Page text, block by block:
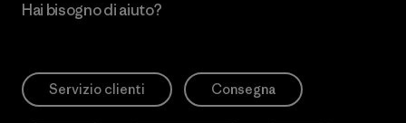
Hai bisogno di aiuto?
Servizio clienti Consegna